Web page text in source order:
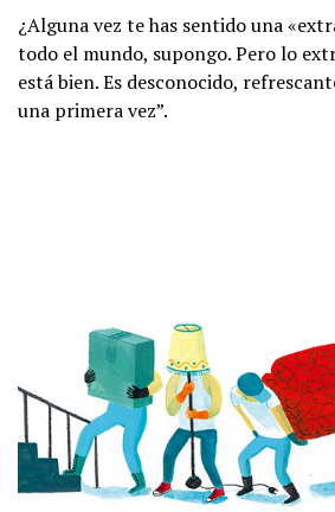
¿Alguna vez te has sentido una
todo el mundo, supongo. Pero lo
está bien. Es desconocido,
una primera vez”.